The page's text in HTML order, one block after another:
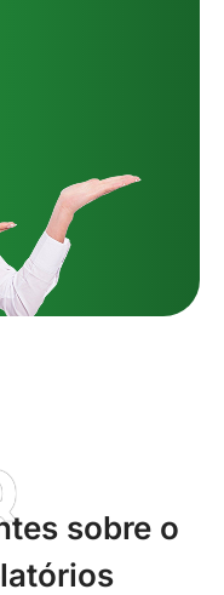
sobre o